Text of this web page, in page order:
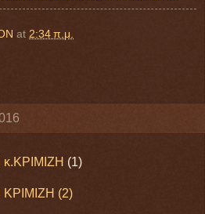
at 2:34 π.μ.
(1)
(2)